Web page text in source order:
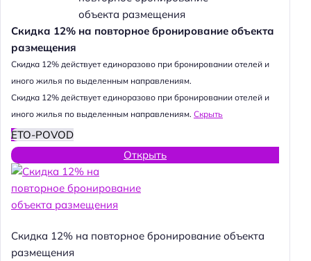
Скидка 12% на повторное бронирование объекта
размещения
Cкидка 12% действует единоразово при бронировании отелей и
иного жилья по выделенным направлениям.
Cкидка 12% действует единоразово при бронировании отелей и
иного жилья по выделенным направлениям. Скрыть
ETO-POVOD
Открыть
Скидка 12% на повторное бронирование объекта
размещения